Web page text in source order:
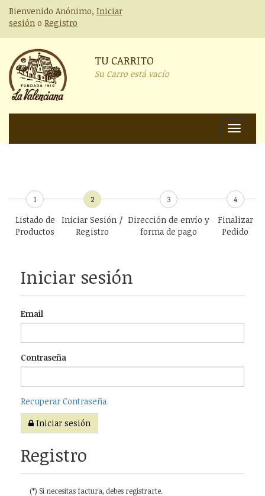
Bienvenido Anónimo, Iniciar
sesión o Registro
TU CARRITO
Su Carro está vacío
Nav
1
Listado de
Productos
2
Iniciar Sesión /
Registro
3
Dirección de envío y
forma de pago
4
Finalizar
Pedido
Iniciar sesión
Email
Contraseña
Recuperar Contraseña
Iniciar sesión
Registro
(*) Si necesitas factura, debes registrarte.